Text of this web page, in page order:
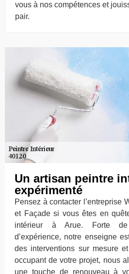
vous à nos compétences et
pair.
Un artisan peintre
expérimenté
Pensez à contacter l’entreprise
et Façade si vous êtes en
intérieur à Arue. Forte de
d’expérience, notre enseigne
des interventions sur mesure
occupant de votre projet, nous
une touche de renouveau à